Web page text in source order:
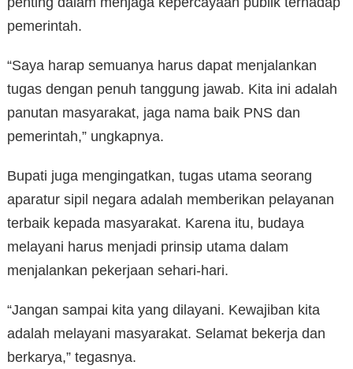
pemerintah.
“Saya harap semuanya harus dapat menjalankan
tugas dengan penuh tanggung jawab. Kita ini adalah
panutan masyarakat, jaga nama baik PNS dan
pemerintah,” ungkapnya.
Bupati juga mengingatkan, tugas utama seorang
aparatur sipil negara adalah memberikan pelayanan
terbaik kepada masyarakat. Karena itu, budaya
melayani harus menjadi prinsip utama dalam
menjalankan pekerjaan sehari-hari.
“Jangan sampai kita yang dilayani. Kewajiban kita
adalah melayani masyarakat. Selamat bekerja dan
berkarya,” tegasnya.